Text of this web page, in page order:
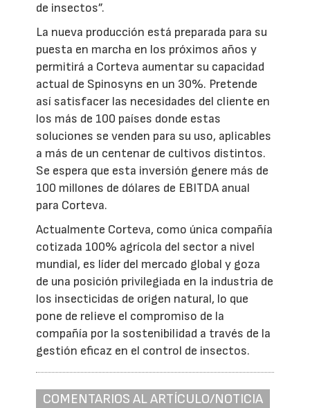
de insectos”.
La nueva producción está preparada para su
puesta en marcha en los próximos años y
permitirá a Corteva aumentar su capacidad
actual de Spinosyns en un 30%. Pretende
así satisfacer las necesidades del cliente en
los más de 100 países donde estas
soluciones se venden para su uso, aplicables
a más de un centenar de cultivos distintos.
Se espera que esta inversión genere más de
100 millones de dólares de EBITDA anual
para Corteva.
Actualmente Corteva, como única compañía
cotizada 100% agrícola del sector a nivel
mundial, es líder del mercado global y goza
de una posición privilegiada en la industria de
los insecticidas de origen natural, lo que
pone de relieve el compromiso de la
compañía por la sostenibilidad a través de la
gestión eficaz en el control de insectos.
COMENTARIOS AL ARTÍCULO/NOTICIA